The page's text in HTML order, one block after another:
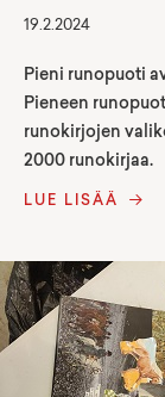
19.2.2024
Pieni runopuoti
Pieneen
runokirjojen
2000 runokirjaa.
LUE LISÄÄ